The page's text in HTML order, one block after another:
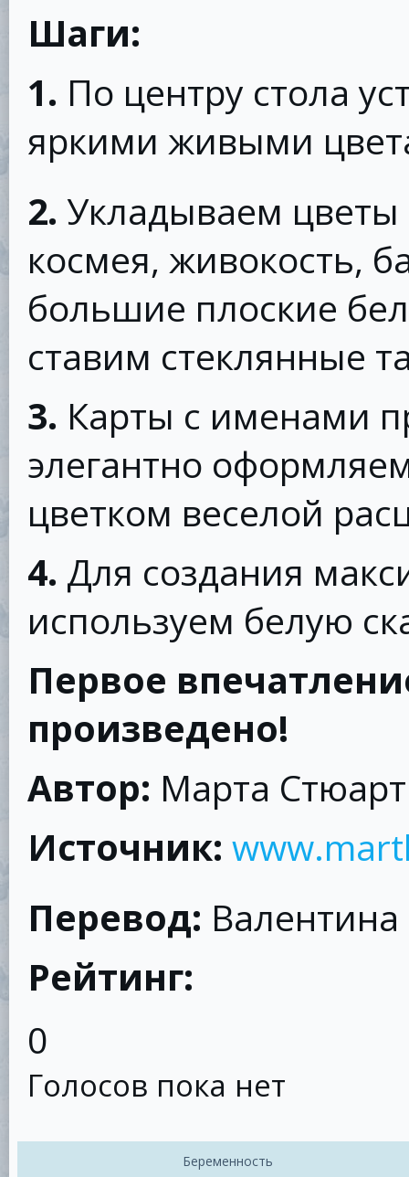
Шаги:
1. По центру стола
яркими живыми
2. Укладываем
космея, живокость,
большие плоские
ставим стеклянные
3. Карты с именами
элегантно
цветком веселой
4. Для создания
используем белую
Первое
произведено!
Автор: Марта Стюарт
Источник:
Перевод:
Рейтинг:
0
Голосов пока нет
Беременность